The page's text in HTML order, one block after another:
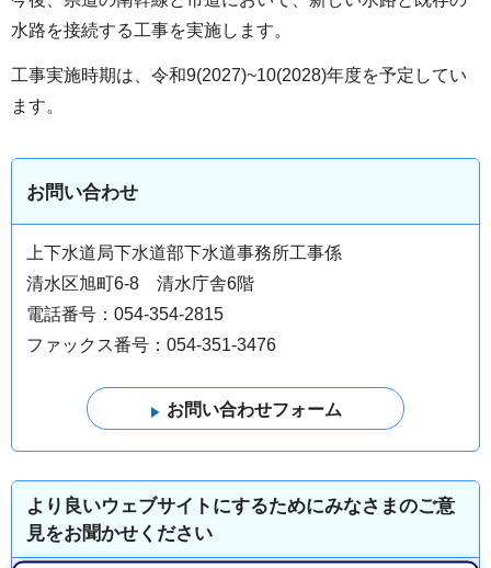
水路を接続する工事を実施します。
工事実施時期は、令和9(2027)~10(2028)年度を予定してい
ます。
お問い合わせ
上下水道局下水道部下水道事務所工事係
清水区旭町6-8 清水庁舎6階
電話番号：054-354-2815
ファックス番号：054-351-3476
より良いウェブサイトにするためにみなさまのご意
見をお聞かせください